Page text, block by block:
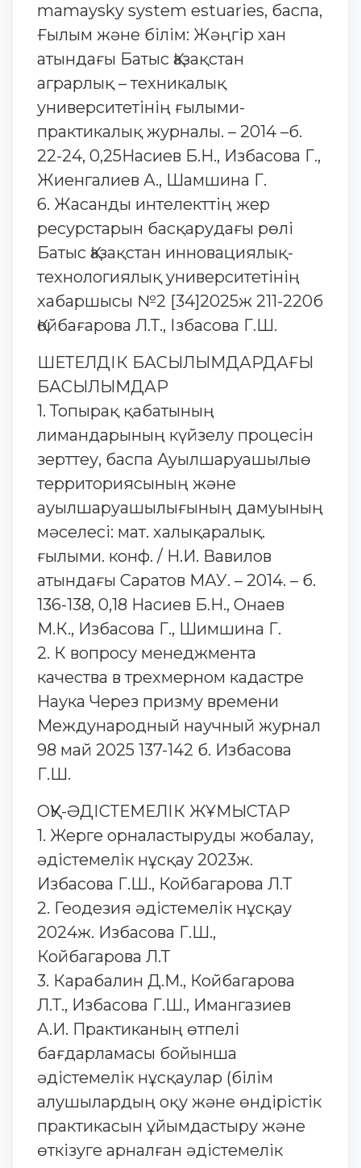
mamaysky system estuaries, баспа,
Ғылым және білім: Жәңгір хан
атындағы Батыс Қазақстан
аграрлық – техникалық
университетінің ғылыми-
практикалық журналы. – 2014 –б.
22-24, 0,25Насиев Б.Н., Избасова Г.,
Жиенгалиев А., Шамшина Г.
6. Жасанды интелекттің жер
ресурстарын басқарудағы рөлі
Батыс Қазақстан инновациялық-
технологиялық университетінің
хабаршысы №2 [34]2025ж 211-220б
Қойбағарова Л.Т., Ізбасова Г.Ш.
ШЕТЕЛДІК БАСЫЛЫМДАРДАҒЫ
БАСЫЛЫМДАР
1. Топырақ қабатының
лимандарының күйзелу процесін
зерттеу, баспа Ауылшаруашылыө
территориясының және
ауылшаруашылығының дамуының
мәселесі: мат. халықаралық.
ғылыми. конф. / Н.И. Вавилов
атындағы Саратов МАУ. – 2014. – б.
136-138, 0,18 Насиев Б.Н., Онаев
М.К., Избасова Г., Шимшина Г.
2. К вопросу менеджмента
качества в трехмерном кадастре
Наука Через призму времени
Международный научный журнал
98 май 2025 137-142 б. Избасова
Г.Ш.
ОҚУ-ӘДІСТЕМЕЛІК ЖҰМЫСТАР
1. Жерге орналастыруды жобалау,
әдістемелік нұсқау 2023ж.
Избасова Г.Ш., Койбагарова Л.Т
2. Геодезия әдістемелік нұсқау
2024ж. Избасова Г.Ш.,
Койбагарова Л.Т
3. Карабалин Д.М., Койбагарова
Л.Т., Избасова Г.Ш., Имангазиев
А.И. Практиканың өтпелі
бағдарламасы бойынша
әдістемелік нұсқаулар (білім
алушылардың оқу және өндірістік
практикасын ұйымдастыру және
өткізуге арналған әдістемелік